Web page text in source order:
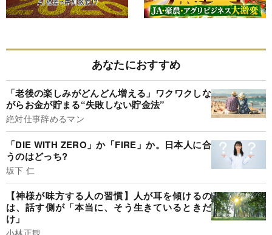
あなたにおすすめ
「老後の楽しみがどんどん増える」ワクワクしな
がらお金が貯まる“失敗しない貯金法”
絶対仕事辞めるマン
「DIE WITH ZERO」か「FIRE」か。日本人に合
うのはどっち?
坂下 仁
【神様が味方する人の習慣】人が耳を傾けるの
は、話す側が「本当に、そう生きているときだ
け」